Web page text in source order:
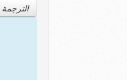
الترجمة Translation